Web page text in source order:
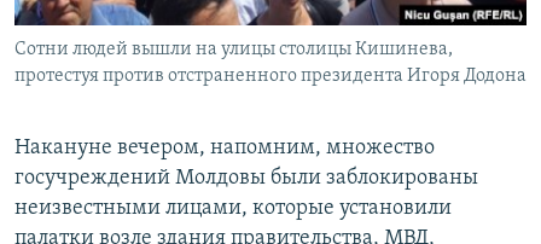
Сотни людей вышли на улицы столицы Кишинева,
протестуя против отстраненного президента Игоря Додона
Накануне вечером, напомним, множество
госучреждений Молдовы были заблокированы
неизвестными лицами, которые установили
палатки возле здания правительства, МВД,